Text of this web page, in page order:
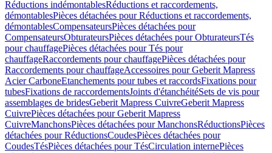
Réductions indémontablesRéductions et raccordements,
démontablesPièces détachées pour Réductions et raccordements,
démontablesCompensateursPièces détachées pour
CompensateursObturateursPièces détachées pour ObturateursTés
pour chauffagePièces détachées pour Tés pour
chauffageRaccordements pour chauffagePièces détachées pour
Raccordements pour chauffageAccessoires pour Geberit Mapress
Acier CarboneEtanchements pour tubes et raccordsFixations pour
tubesFixations de raccordementsJoints d'étanchéitéSets de vis pour
assemblages de bridesGeberit Mapress CuivreGeberit Mapress
CuivrePièces détachées pour Geberit Mapress
CuivreManchonsPièces détachées pour ManchonsRéductionsPièces
détachées pour RéductionsCoudesPièces détachées pour
CoudesTésPièces détachées pour TésCirculation internePièces